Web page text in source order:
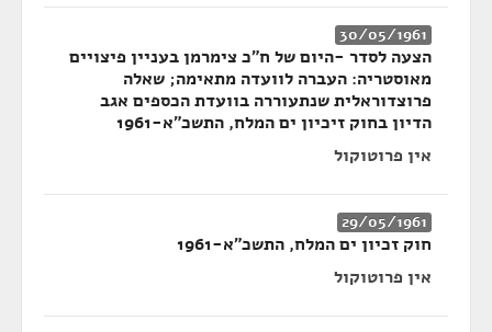
30/05/1961
הצעה לסדר -היום של ח"כ צימרמן בעניין פיצויים
מאוסטריה: העברה לוועדה מתאימה; שאלה
פרוצדוראלית שנתעוררה בוועדת הכספים אגב
הדיון בחוק זיכיון ים המלח, התשכ"א-1961
אין פרוטוקול
29/05/1961
חוק זכיון ים המלח, התשכ"א-1961
אין פרוטוקול